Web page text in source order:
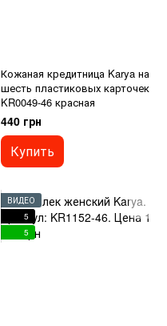
Кожаная кредитница Karya на
шесть пластиковых карточек
KR0049-46 красная
440 грн
Купить
ВИДЕО
5
5